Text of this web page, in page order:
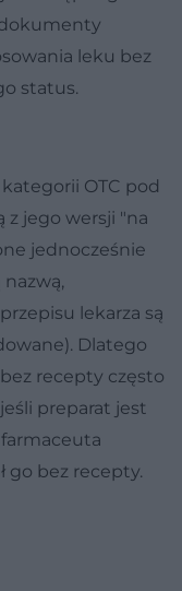
leku bez
status.
OTC pod
z jego wersji "na
jednocześnie
lekarza są
Dlatego
recepty często
preparat jest
go bez recepty.